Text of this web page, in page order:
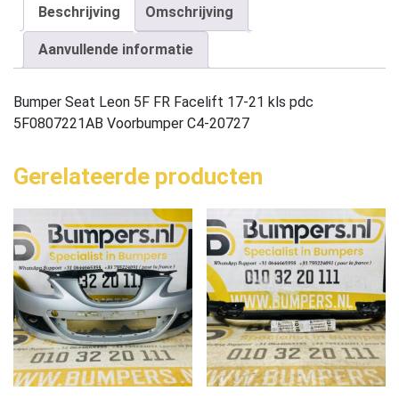
Beschrijving Omschrijving
Aanvullende informatie
Bumper Seat Leon 5F FR Facelift 17-21 kls pdc
5F0807221AB Voorbumper C4-20727
Gerelateerde producten